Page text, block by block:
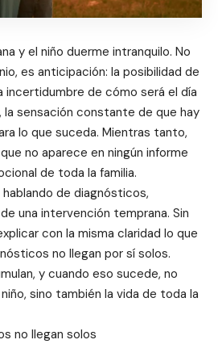
y el niño duerme intranquilo. No
es anticipación: la posibilidad de
incertidumbre de cómo será el día
sensación constante de que hay
lo que suceda. Mientras tanto,
no aparece en ningún informe
de toda la familia.
de diagnósticos,
una intervención temprana. Sin
con la misma claridad lo que
no llegan por sí solos.
y cuando eso sucede, no
sino también la vida de toda la
no llegan solos